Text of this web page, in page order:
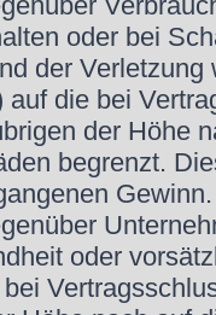
oder bei
der
auf die bei
der Höhe
begrenzt.
Gewinn.
oder